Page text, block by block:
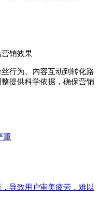
销效果
行为、内容互动到转化路
提供科学依据，确保营销
导致用户审美疲劳，难以